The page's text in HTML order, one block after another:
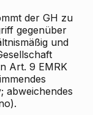
der GH zu
gegenüber
und
Art. 9 EMRK
abweichendes